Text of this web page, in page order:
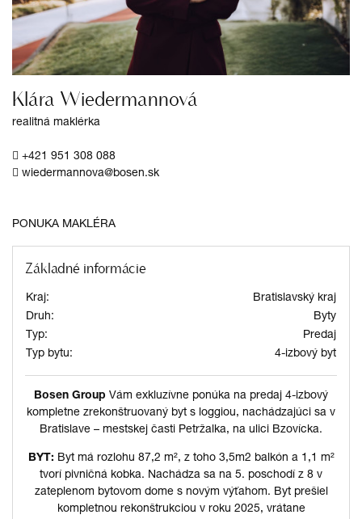
Klára Wiedermannová
realitná maklérka
+421 951 308 088
wiedermannova@bosen.sk
PONUKA MAKLÉRA
Základné informácie
Kraj:
Bratislavský kraj
Druh:
Byty
Typ:
Predaj
Typ bytu:
4-izbový byt
Bosen Group Vám exkluzívne ponúka na predaj 4-izbový
kompletne zrekonštruovaný byt s loggiou, nachádzajúci sa v
Bratislave – mestskej časti Petržalka, na ulici Bzovícka.
BYT: Byt má rozlohu 87,2 m², z toho 3,5m2 balkón a 1,1 m²
tvorí pivničná kobka. Nachádza sa na 5. poschodí z 8 v
zateplenom bytovom dome s novým výťahom. Byt prešiel
kompletnou rekonštrukciou v roku 2025, vrátane